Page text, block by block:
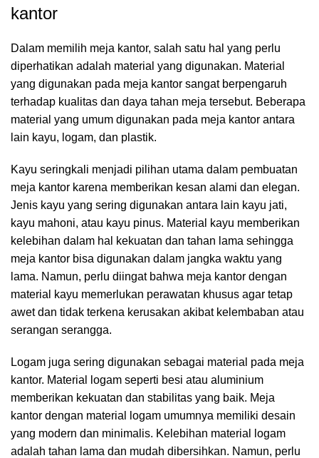
kantor
Dalam memilih meja kantor, salah satu hal yang perlu
diperhatikan adalah material yang digunakan. Material
yang digunakan pada meja kantor sangat berpengaruh
terhadap kualitas dan daya tahan meja tersebut. Beberapa
material yang umum digunakan pada meja kantor antara
lain kayu, logam, dan plastik.
Kayu seringkali menjadi pilihan utama dalam pembuatan
meja kantor karena memberikan kesan alami dan elegan.
Jenis kayu yang sering digunakan antara lain kayu jati,
kayu mahoni, atau kayu pinus. Material kayu memberikan
kelebihan dalam hal kekuatan dan tahan lama sehingga
meja kantor bisa digunakan dalam jangka waktu yang
lama. Namun, perlu diingat bahwa meja kantor dengan
material kayu memerlukan perawatan khusus agar tetap
awet dan tidak terkena kerusakan akibat kelembaban atau
serangan serangga.
Logam juga sering digunakan sebagai material pada meja
kantor. Material logam seperti besi atau aluminium
memberikan kekuatan dan stabilitas yang baik. Meja
kantor dengan material logam umumnya memiliki desain
yang modern dan minimalis. Kelebihan material logam
adalah tahan lama dan mudah dibersihkan. Namun, perlu